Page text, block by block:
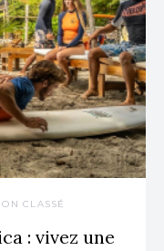
CLASSÉ
: vivez une